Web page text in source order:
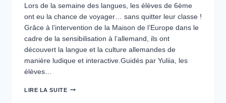
Lors de la semaine des langues, les élèves de 6ème
ont eu la chance de voyager… sans quitter leur classe !
Grâce à l’intervention de la Maison de l’Europe dans le
cadre de la sensibilisation à l’allemand, ils ont
découvert la langue et la culture allemandes de
manière ludique et interactive.Guidés par Yuliia, les
élèves…
LIRE LA SUITESEMAINE